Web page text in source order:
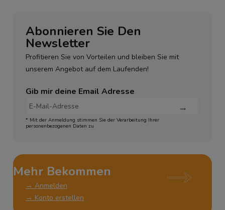
Abonnieren Sie Den
Newsletter
Profitieren Sie von Vorteilen und bleiben Sie mit
unserem Angebot auf dem Laufenden!
Gib mir deine Email Adresse
* Mit der Anmeldung stimmen Sie der Verarbeitung Ihrer
personenbezogenen Daten zu
Mehr Bekommen
→ Anmelden
→ Konto erstellen